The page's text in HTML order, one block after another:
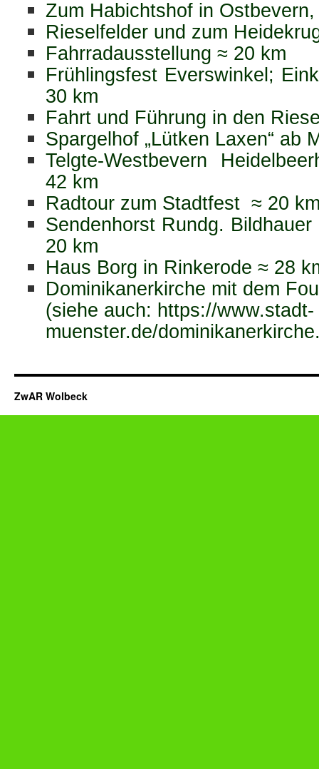
Zum Habichtshof in
Rieselfelder und zum
Fahrradausstellung ≈ 20 km
Frühlingsfest Everswinkel;
30 km
Fahrt und Führung in den
Spargelhof „Lütken Laxen“ ab
Telgte-Westbevern
42 km
Radtour zum Stadtfest ≈ 20
Sendenhorst Rundg.
20 km
Haus Borg in Rinkerode ≈ 28
Dominikanerkirche mit dem
(siehe auch: https://www.stadt-
muenster.de/
ZwAR Wolbeck